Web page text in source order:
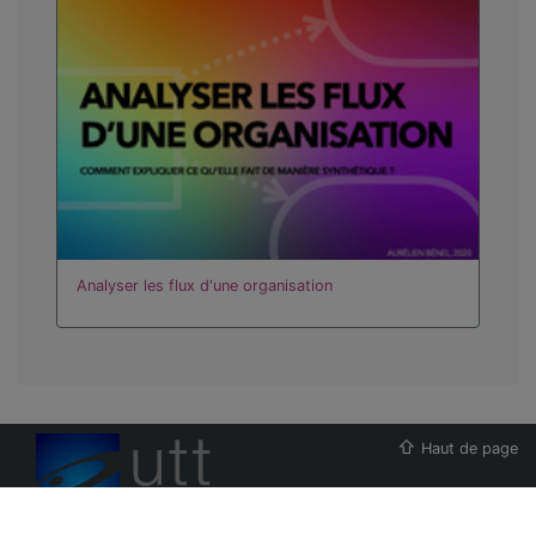
Analyser les flux d'une organisation
Haut de page